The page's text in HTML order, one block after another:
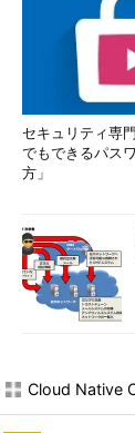
セキュリティ専
でもできるパス
方」
Cloud Native